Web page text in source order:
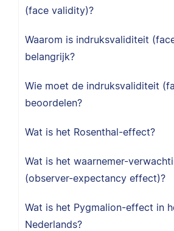
(face validity)?
Waarom is indruksvaliditeit
belangrijk?
Wie moet de indruksvaliditeit
beoordelen?
Wat is het Rosenthal-effect?
Wat is het waarnemer-
(observer-expectancy effect)?
Wat is het Pygmalion-effect in
Nederlands?